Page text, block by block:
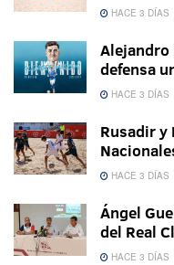
HACE 3 DÍAS
Alejandro
defensa
HACE 3 DÍAS
Rusadir y
HACE 3 DÍAS
Ángel
del Real
HACE 3 DÍAS